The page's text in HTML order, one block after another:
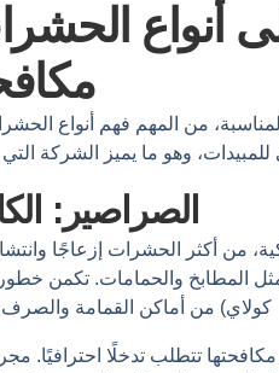
أنواع
من المهم فهم أنواع
وهو ما يميز الشركة التي
الصراصير:
من أكثر الحشرات إزعاجًا
المطابخ والحمامات. تكمن
كولاي) من أماكن القمامة
مكافحتها تتطلب تدخلًا